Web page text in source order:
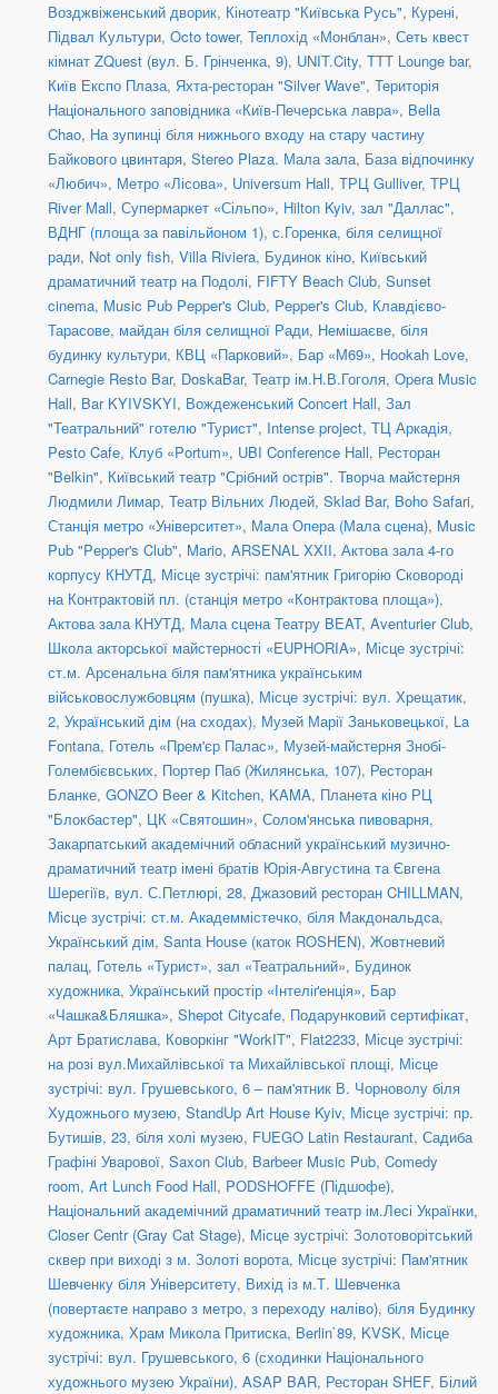
Возджвіженський дворик, Кінотеатр "Київська Русь", Курені,
Підвал Культури, Octo tower, Теплохід «Монблан», Сеть квест
кімнат ZQuest (вул. Б. Грінченка, 9), UNIT.City, TTT Lounge bar,
Київ Експо Плаза, Яхта-ресторан "Silver Wave", Територія
Національного заповідника «Київ-Печерська лавра», Bella
Chao, На зупинці біля нижнього входу на стару частину
Байкового цвинтаря, Stereo Plaza. Мала зала, База відпочинку
«Любич», Метро «Лісова», Universum Hall, ТРЦ Gulliver, ТРЦ
River Mall, Супермаркет «Сільпо», Hilton Kyiv, зал "Даллас",
ВДНГ (площа за павільйоном 1), с.Горенка, біля селищної
ради, Not only fish, Villa Riviera, Будинок кіно, Київський
драматичний театр на Подолі, FIFTY Beach Club, Sunset
cinema, Music Pub Pepper's Club, Pepper's Club, Клавдієво-
Тарасове, майдан біля селищної Ради, Немішаєве, біля
будинку культури, КВЦ «Парковий», Бар «М69», Hookah Love,
Carnegie Resto Bar, DoskaBar, Театр ім.Н.В.Гоголя, Opera Music
Hall, Bar KYIVSKYI, Вождеженський Concert Hall, Зал
"Театральний" готелю "Турист", Intense project, ТЦ Аркадія,
Pesto Cafe, Клуб «Portum», UBI Conference Hall, Ресторан
"Belkin", Київський театр "Срібний острів". Творча майстерня
Людмили Лимар, Театр Вільних Людей, Sklad Bar, Boho Safari,
Станція метро «Університет», Мала Опера (Мала сцена), Music
Pub "Pepper's Club", Mario, ARSENAL XXII, Актова зала 4-го
корпусу КНУТД, Місце зустрічі: пам'ятник Григорію Сковороді
на Контрактовій пл. (станція метро «Контрактова площа»),
Актова зала КНУТД, Мала сцена Театру BEAT, Aventurier Club,
Школа акторської майстерності «EUPHORIA», Місце зустрічі:
ст.м. Арсенальна біля пам'ятника українським
військовослужбовцям (пушка), Місце зустрічі: вул. Хрещатик,
2, Український дім (на сходах), Музей Марії Заньковецької, La
Fontana, Готель «Прем'єр Палас», Музей-майстерня Знобі-
Голембієвських, Портер Паб (Жилянська, 107), Ресторан
Бланке, GONZO Beer & Kitchen, KAMA, Планета кіно РЦ
"Блокбастер", ЦК «Святошин», Солом'янська пивоварня,
Закарпатський академічний обласний український музично-
драматичний театр імені братів Юрія-Августина та Євгена
Шерегіїв, вул. С.Петлюрі, 28, Джазовий ресторан CHILLMAN,
Місце зустрічі: ст.м. Академмістечко, біля Макдональдса,
Український дім, Santa House (каток ROSHEN), Жовтневий
палац, Готель «Турист», зал «Театральний», Будинок
художника, Український простір «Інтеліґенція», Бар
«Чашка&Бляшка», Shepot Citycafe, Подарунковий сертифікат,
Арт Братислава, Коворкінг "WorkIT", Flat2233, Місце зустрічі:
на розі вул.Михайлівської та Михайлівської площі, Місце
зустрічі: вул. Грушевського, 6 – пам'ятник В. Чорноволу біля
Художнього музею, StandUp Art House Kyiv, Місце зустрічі: пр.
Бутишів, 23, біля холі музею, FUEGO Latin Restaurant, Садиба
Графіні Уварової, Saxon Club, Barbeer Music Pub, Comedy
room, Art Lunch Food Hall, PODSHOFFE (Підшофе),
Національний академічний драматичний театр ім.Лесі Українки,
Closer Centr (Gray Cat Stage), Місце зустрічі: Золотоворітський
сквер при виході з м. Золоті ворота, Місце зустрічі: Пам'ятник
Шевченку біля Університету, Вихід із м.Т. Шевченка
(повертаєте направо з метро, з переходу наліво), біля Будинку
художника, Храм Микола Притиска, Berlin`89, KVSK, Місце
зустрічі: вул. Грушевського, 6 (сходинки Національного
художнього музею України), ASAP BAR, Ресторан SHEF, Білий